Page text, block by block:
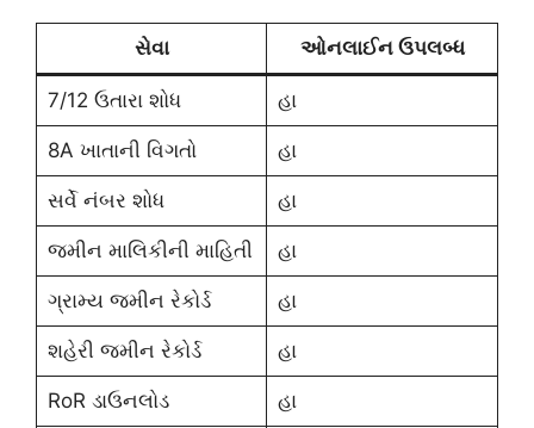
સેવા ઓનલાઈન ઉપલબ્ધ
7/12 ઉતારા શોધ હા
8A ખાતાની વિગતો હા
સર્વે નંબર શોધ હા
જમીન માલિકીની માહિતી હા
ગ્રામ્ય જમીન રેકોર્ડ હા
શહેરી જમીન રેકોર્ડ હા
RoR ડાઉનલોડ હા